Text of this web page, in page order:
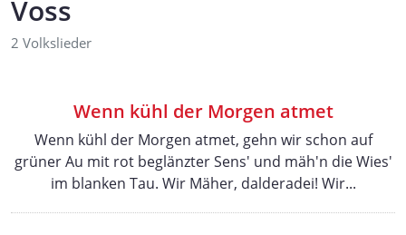
Voss
2 Volkslieder
Wenn kühl der Morgen atmet
Wenn kühl der Morgen atmet, gehn wir schon auf
grüner Au mit rot beglänzter Sens' und mäh'n die Wies'
im blanken Tau. Wir Mäher, dalderadei! Wir...